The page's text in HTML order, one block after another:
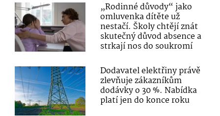
„Rodinné důvody“ jako
omluvenka dítěte už
nestačí. Školy chtějí znát
skutečný důvod absence a
strkají nos do soukromí
Dodavatel elektřiny právě
zlevňuje zákazníkům
dodávky o 30 %. Nabídka
platí jen do konce roku